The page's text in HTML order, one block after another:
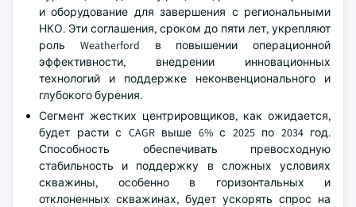
и оборудование для завершения с региональными
НКО. Эти соглашения, сроком до пяти лет, укрепляют
роль Weatherford в повышении операционной
эффективности, внедрении инновационных
технологий и поддержке неконвенционального и
глубокого бурения.
Сегмент жестких центрировщиков, как ожидается,
будет расти с CAGR выше 6% с 2025 по 2034 год.
Способность обеспечивать превосходную
стабильность и поддержку в сложных условиях
скважины, особенно в горизонтальных и
отклоненных скважинах, будет ускорять спрос на